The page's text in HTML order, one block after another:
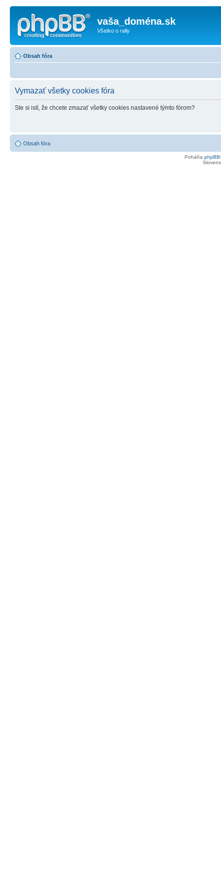
vaša_doména.sk
Všetko o rally
Obsah fóra
Vymazať všetky cookies fóra
Ste si istí, že chcete zmazať všetky cookies nastavené týmto fórom?
Obsah fóra
Poháňa phpBB